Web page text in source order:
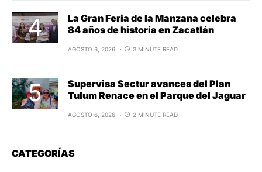
La Gran Feria de la Manzana celebra
84 años de historia en Zacatlán
AGOSTO 6, 2026 3 MINUTE READ
Supervisa Sectur avances del Plan
Tulum Renace en el Parque del Jaguar
AGOSTO 6, 2026 2 MINUTE READ
CATEGORÍAS